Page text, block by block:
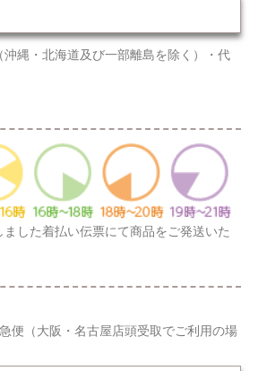
縄・北海道及び一部離島を除く）・代
ました着払い伝票にて商品をご発送いた
便（大阪・名古屋店頭受取でご利用の場